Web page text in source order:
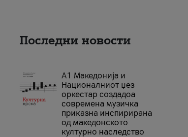
Последни новости
А1 Македонија и
Националниот џез
оркестар создадоа
современа музичка
приказна инспирирана
од македонското
културно наследство